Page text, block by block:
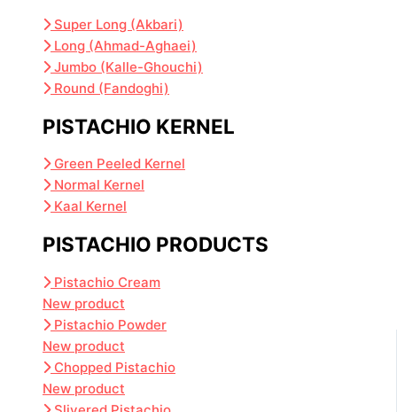
Super Long (Akbari)
Long (Ahmad-Aghaei)
Jumbo (Kalle-Ghouchi)
Round (Fandoghi)
PISTACHIO KERNEL
Green Peeled Kernel
Normal Kernel
Kaal Kernel
PISTACHIO PRODUCTS
Pistachio Cream
New product
Pistachio Powder
New product
Chopped Pistachio
New product